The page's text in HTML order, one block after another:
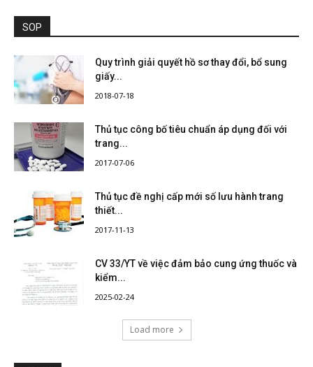
SOP
Quy trình giải quyết hồ sơ thay đổi, bổ sung
giấy...
2018-07-18
Thủ tục công bố tiêu chuẩn áp dụng đối với
trang...
2017-07-06
Thủ tục đề nghị cấp mới số lưu hành trang
thiết...
2017-11-13
CV 33/YT về việc đảm bảo cung ứng thuốc và
kiểm...
2025-02-24
Load more